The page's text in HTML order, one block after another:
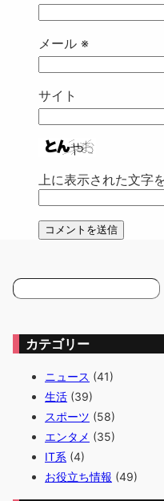
メール ※
サイト
上に表示された文字
検
索
カテゴリー
ニュース (41)
生活 (39)
スポーツ (58)
エンタメ (35)
IT系 (4)
お役立ち情報 (49)